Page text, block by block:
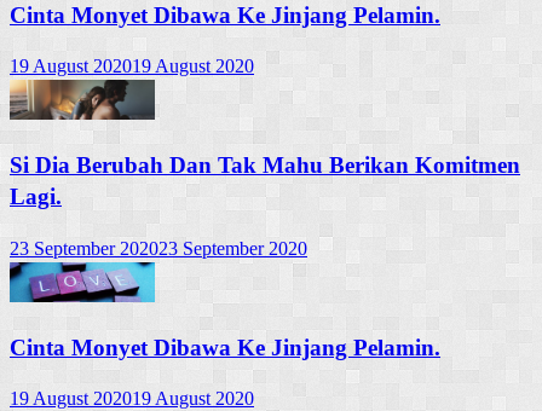
Cinta Monyet Dibawa Ke Jinjang Pelamin.
19 August 202019 August 2020
Si Dia Berubah Dan Tak Mahu Berikan Komitmen
Lagi.
23 September 202023 September 2020
Cinta Monyet Dibawa Ke Jinjang Pelamin.
19 August 202019 August 2020